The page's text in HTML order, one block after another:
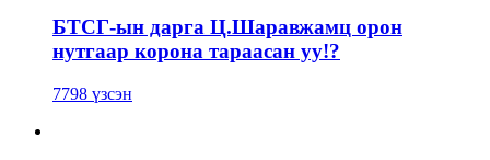
БТСГ-ын дарга Ц.Шаравжамц орон
нутгаар корона тараасан уу!?
7798 үзсэн